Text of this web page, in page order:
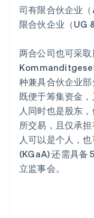
司有限合伙企业
限合伙企业（UG
两合公司也可采
种兼具合伙企业
既便于筹集资金
人同时也是股东
所交易，且仅承
人可以是个人，
(KGaA) 还需具备
立监事会。